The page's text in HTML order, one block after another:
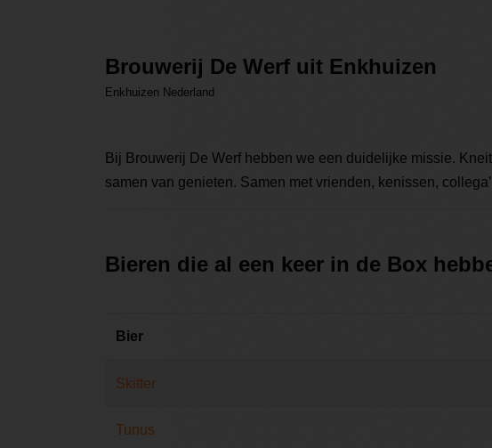
Brouwerij De Werf uit Enkhuizen
Enkhuizen Nederland
Bij Brouwerij De Werf hebben we een duidelijke missie.
samen van genieten. Samen met vrienden, kenissen,
Bieren die al een keer in de Box
Bier
Skitter
Tunus